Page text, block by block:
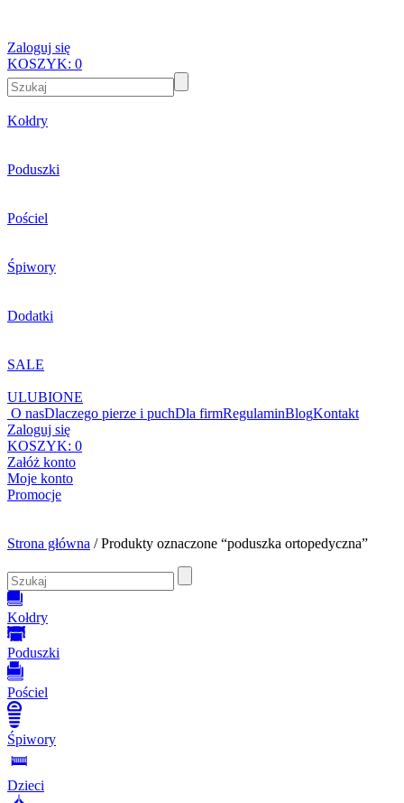
Zaloguj się
KOSZYK: 0
Kołdry
Poduszki
Pościel
Śpiwory
Dodatki
SALE
ULUBIONE
O nasDlaczego pierze i puchDla firmRegulaminBlogKontakt
Zaloguj się
KOSZYK: 0
Załóż konto
Moje konto
Promocje
Strona główna / Produkty oznaczone “poduszka ortopedyczna”
Kołdry
Poduszki
Pościel
Śpiwory
Dzieci